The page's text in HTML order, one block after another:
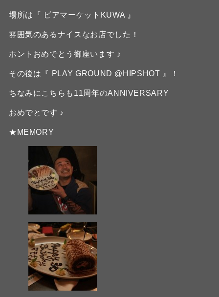
場所は『 ビアマーケットKUWA 』
雰囲気のあるナイスなお店でした！
ホントおめでとう御座います ♪
その後は『 PLAY GROUND @HIPSHOT 』！
ちなみにこちらも11周年のANNIVERSARY
おめでとです ♪
★MEMORY